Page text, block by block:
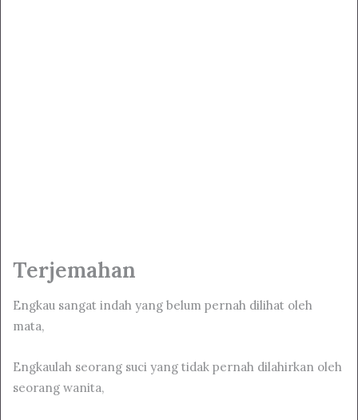
Terjemahan
Engkau sangat indah yang belum pernah dilihat oleh
mata,
Engkaulah seorang suci yang tidak pernah dilahirkan oleh
seorang wanita,